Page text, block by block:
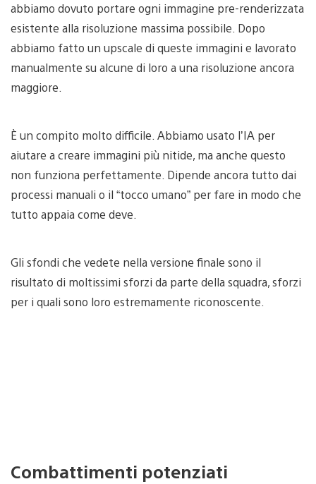
abbiamo dovuto portare ogni immagine pre-renderizzata
esistente alla risoluzione massima possibile. Dopo
abbiamo fatto un upscale di queste immagini e lavorato
manualmente su alcune di loro a una risoluzione ancora
maggiore.
È un compito molto difficile. Abbiamo usato l’IA per
aiutare a creare immagini più nitide, ma anche questo
non funziona perfettamente. Dipende ancora tutto dai
processi manuali o il “tocco umano” per fare in modo che
tutto appaia come deve.
Gli sfondi che vedete nella versione finale sono il
risultato di moltissimi sforzi da parte della squadra, sforzi
per i quali sono loro estremamente riconoscente.
Combattimenti potenziati